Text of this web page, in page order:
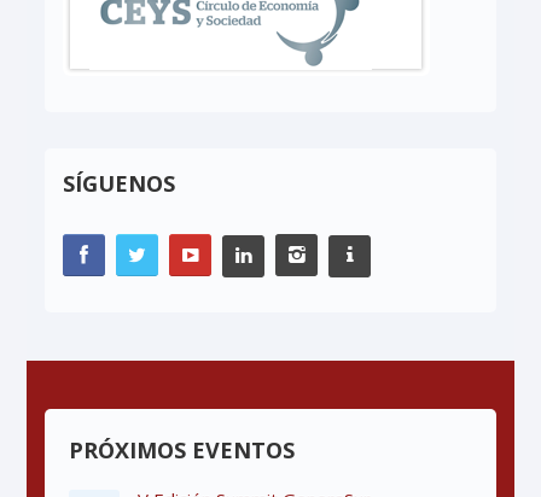
SÍGUENOS
PRÓXIMOS EVENTOS